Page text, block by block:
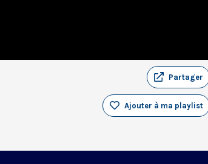
Partager
Ajouter à ma playlist